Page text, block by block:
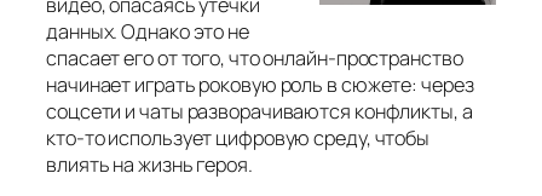
данных. Однако это не
спасает его от того, что онлайн-пространство
начинает играть роковую роль в сюжете: через
соцсети и чаты разворачиваются конфликты, а
кто-то использует цифровую среду, чтобы
влиять на жизнь героя.